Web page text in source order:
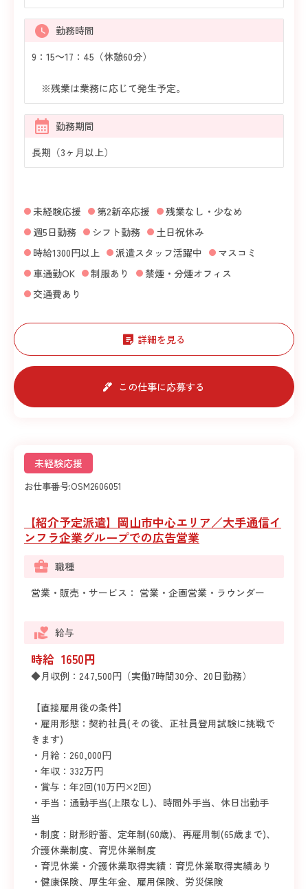
勤務時間
9：15～17：45（休憩60分）
※残業は業務に応じて発生予定。
勤務期間
長期（3ヶ月以上）
未経験応援 第2新卒応援
残業なし・少なめ
週5日勤務
シフト勤務
土日祝休み
時給1300円以上
派遣スタッフ活躍中
マスコミ
車通勤OK
制服あり
禁煙・分煙オフィス
交通費あり
詳細を見る
この仕事に応募する
未経験応援
お仕事番号:OSM2606051
【紹介予定派遣】岡山市中心エリア／大手通信イ
ンフラ企業グループでの広告営業
職種
営業・販売・サービス： 営業・企画営業・ラウンダー
給与
時給 1650円
◆月収例：247,500円（実働7時間30分、20日勤務）
【直接雇用後の条件】
・雇用形態：契約社員(その後、正社員登用試験に挑戦で
きます)
・月給：260,000円
・年収：332万円
・賞与：年2回(10万円×2回)
・手当：通勤手当(上限なし)、時間外手当、休日出勤手
当
・制度：財形貯蓄、定年制(60歳)、再雇用制(65歳まで)、
介護休業制度、育児休業制度
・育児休業・介護休業取得実績：育児休業取得実績あり
・健康保険、厚生年金、雇用保険、労災保険